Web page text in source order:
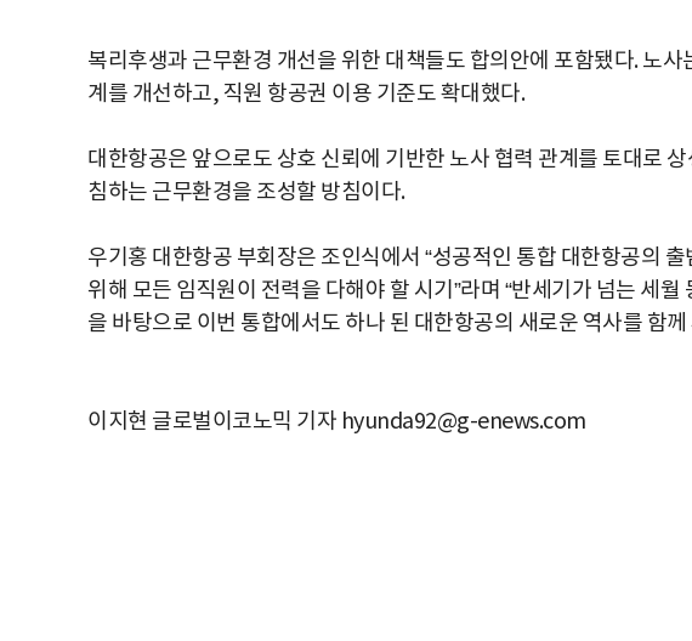
복리후생과 근무환경 개선을 위한 대책들도 합의안에 포함됐다. 노
계를 개선하고, 직원 항공권 이용 기준도 확대했다.
대한항공은 앞으로도 상호 신뢰에 기반한 노사 협력 관계를 토대로
침하는 근무환경을 조성할 방침이다.
우기홍 대한항공 부회장은 조인식에서 “성공적인 통합 대한항공의 출
위해 모든 임직원이 전력을 다해야 할시기 ”라며 “반세기가 넘는 세월
을 바탕으로 이번 통합에서도 하나 된 대한항공의 새로운 역사를 함께
이지현 글로벌이코노믹 기자 hyunda92@g-enews.com